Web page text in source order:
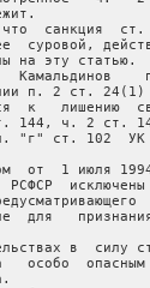
санкция
суровой,
на эту статью.
Камальдинов
п. 2 ст.
к   лишению
144, ч. 2 ст.
"г" ст. 102
от  1 июля
РСФСР
для
в  силу
особо